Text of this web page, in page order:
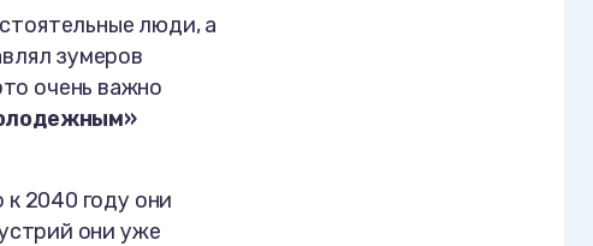
люди, а
зумеров
очень важно
к 2040 году они
они уже